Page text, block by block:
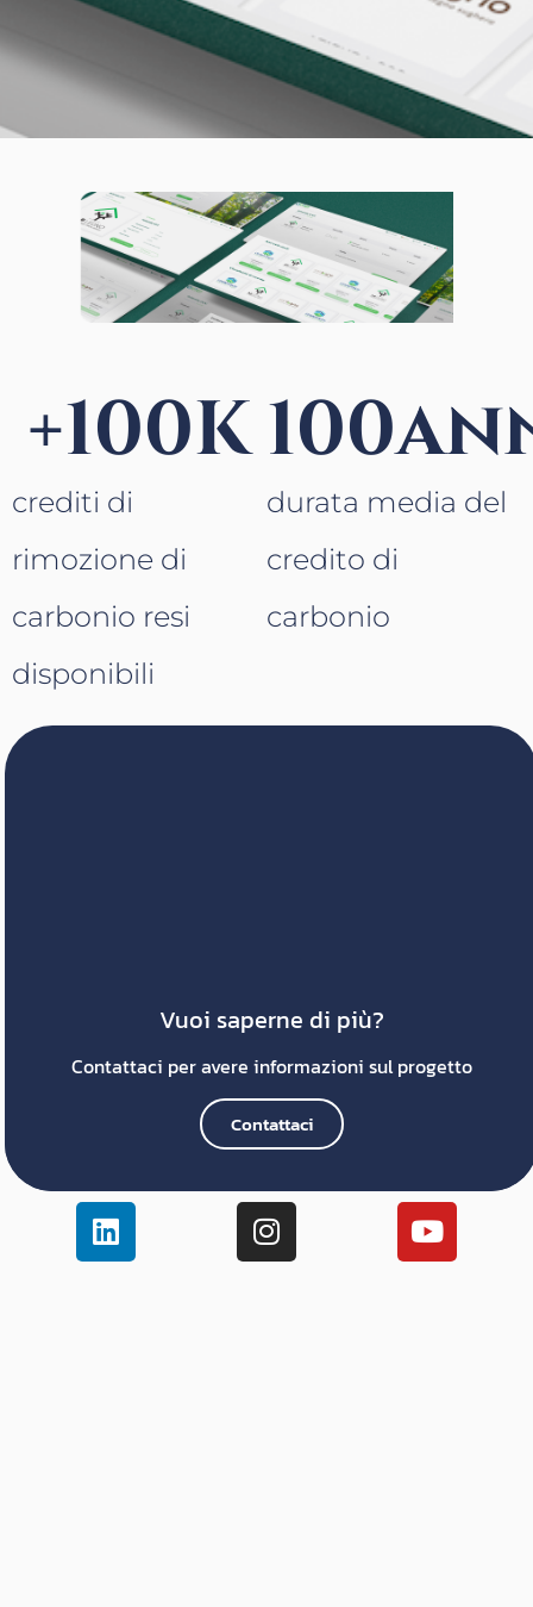
crediti di
rimozione di
carbonio resi
disponibili
+100K
durata media del
credito di
carbonio
100
Vuoi saperne di più?
Contattaci per avere informazioni sul progetto
Contattaci